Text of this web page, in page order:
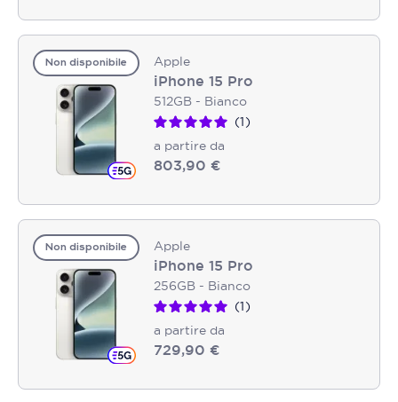
Non disponibile Apple
iPhone 15 Pro
512GB - Bianco
1
a partire da
803,90 €
Non disponibile Apple
iPhone 15 Pro
256GB - Bianco
1
a partire da
729,90 €